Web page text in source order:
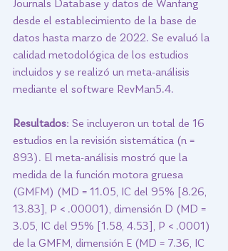
Journals Database y datos de Wanfang
desde el establecimiento de la base de
datos hasta marzo de 2022. Se evaluó la
calidad metodológica de los estudios
incluidos y se realizó un meta-análisis
mediante el software RevMan5.4.
Resultados: Se incluyeron un total de 16
estudios en la revisión sistemática (n =
893). El meta-análisis mostró que la
medida de la función motora gruesa
(GMFM) (MD = 11.05, IC del 95% [8.26,
13.83], P < .00001), dimensión D (MD =
3.05, IC del 95% [1.58, 4.53], P < .0001)
de la GMFM, dimensión E (MD = 7.36, IC